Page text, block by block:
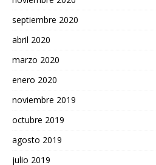
septiembre 2020
abril 2020
marzo 2020
enero 2020
noviembre 2019
octubre 2019
agosto 2019
julio 2019